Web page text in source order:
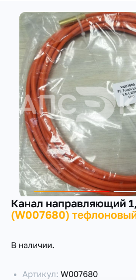
+7(351) 223-98-74
заказать звонок
Канал направляющий
(W007680)
В наличии.
Артикул:W007680